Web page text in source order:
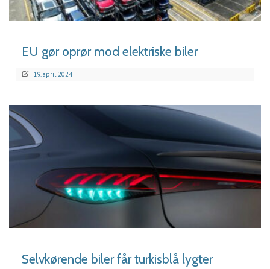
LÆS MERE
EU gør oprør mod elektriske biler
19. april 2024
Selvkørende biler får turkisblå lygter